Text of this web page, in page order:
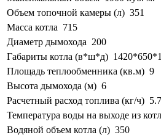
Объем топочной камеры (л) 351
Масса котла 715
Диаметр дымохода 200
Габариты котла (в*ш*д)
Площадь теплообменника (кв.м) 9
Высота дымохода (м) 6
Расчетный расход топлива (кг/ч)
Температура воды на выходе из
Водяной объем котла (л) 350